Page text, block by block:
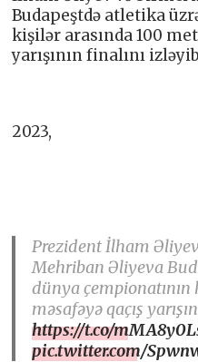
Budapeştdə atletika
kişilər arasında 100
yarışının finalını
2023,
Prezident İlham
Mehriban Əliyeva
dünya çempionatının
məsafəyə qaçış
https://t.co/
pic.twitter.com/